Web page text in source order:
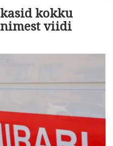
kokku
viidi